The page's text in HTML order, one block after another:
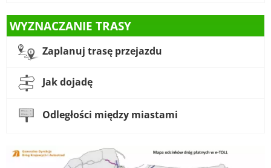
WYZNACZANIE TRASY
Zaplanuj trasę przejazdu
Jak dojadę
Odległości między miastami